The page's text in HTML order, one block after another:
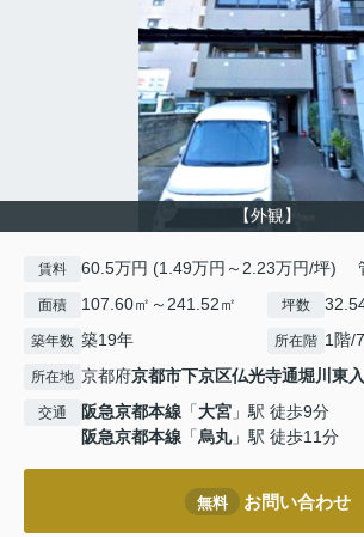
【外観】
賃料 60.5万円 (1.49万円～2.23万円/坪)
面積 107.60㎡～241.52㎡ 坪数
築年数 築19年 所在階 1階/
所在地 京都府京都市下京区仏光寺通堀川東入
交通 阪急京都本線 「大宮 」駅 徒歩9分
阪急京都本線 「烏丸」駅 徒歩11分
無料 お問い合わせ